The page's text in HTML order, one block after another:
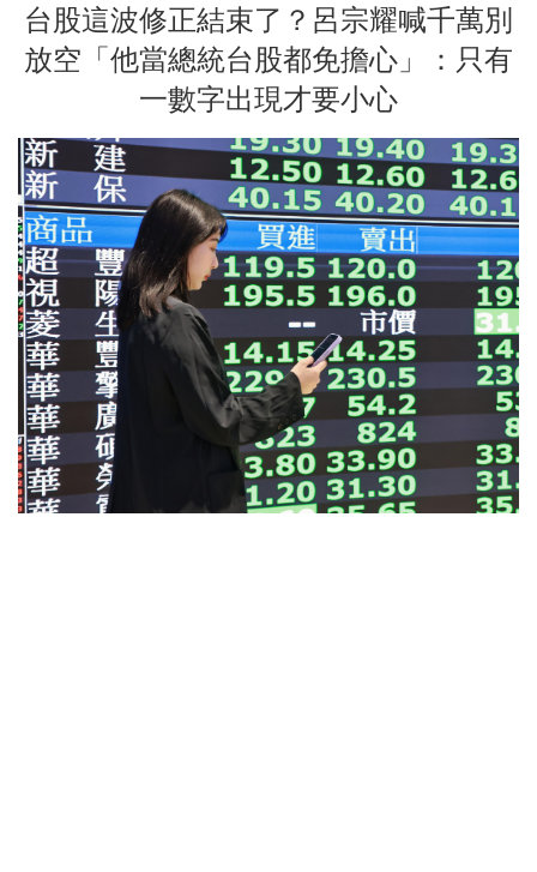
台股這波修正結束了？呂宗耀喊千萬別
放空「他當總統台股都免擔心」：只有
一數字出現才要小心